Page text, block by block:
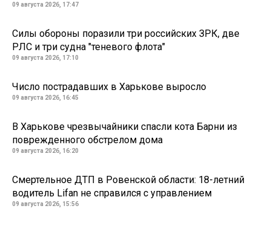
09 августа 2026, 17:47
Силы обороны поразили три российских ЗРК, две
РЛС и три судна "теневого флота"
09 августа 2026, 17:10
Число пострадавших в Харькове выросло
09 августа 2026, 16:45
В Харькове чрезвычайники спасли кота Барни из
поврежденного обстрелом дома
09 августа 2026, 16:20
Смертельное ДТП в Ровенской области: 18-летний
водитель Lifan не справился с управлением
09 августа 2026, 15:56